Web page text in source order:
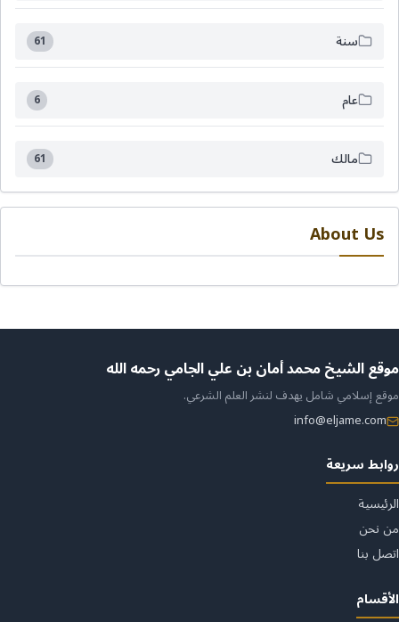
سنة 61
عام 6
مالك 61
About Us
عن
الموقع
موقع الشيخ محمد أمان بن علي الجامي رحمه الله
موقع إسلامي شامل يهدف لنشر العلم الشرعي.
info@eljame.com
روابط سريعة
الرئيسية
من نحن
اتصل بنا
الأقسام